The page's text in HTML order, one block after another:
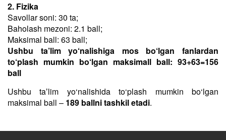
2. Fizika
Savollar soni: 30 ta;
Baholash mezoni: 2.1 ball;
Maksimal ball: 63 ball;
Ushbu ta’lim yo‘nalishiga mos bo‘lgan fanlardan
to‘plash mumkin bo‘lgan maksimall ball: 93+63=156
ball
Ushbu taʼlim yo‘nalishida to‘plash mumkin bo‘lgan
maksimal ball – 189 ballni tashkil etadi.